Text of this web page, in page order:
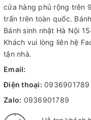
cửa hàng phủ rộng trên
trấn trên toàn quốc.
Bánh sinh nhật Hà Nội
Khách vui lòng liên hệ
tận nhà.
Email:
Điện thoại: 0936901789
Zalo: 0936901789